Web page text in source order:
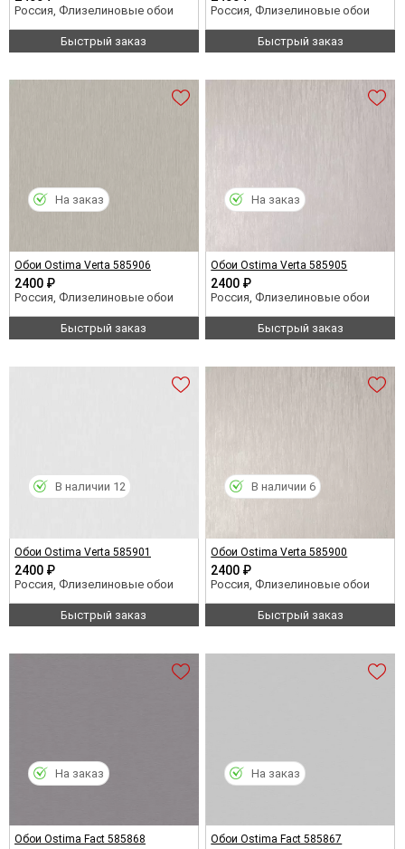
Россия, Флизелиновые обои
Быстрый заказ
Россия, Флизелиновые обои
Быстрый заказ
Обои Ostima Verta 585906
2400 ₽
Россия, Флизелиновые обои
Быстрый заказ
На заказ
Обои Ostima Verta 585905
2400 ₽
Россия, Флизелиновые обои
Быстрый заказ
На заказ
Обои Ostima Verta 585901
2400 ₽
Россия, Флизелиновые обои
Быстрый заказ
В наличии 12
Обои Ostima Verta 585900
2400 ₽
Россия, Флизелиновые обои
Быстрый заказ
В наличии 6
Обои Ostima Fact 585868
На заказ
Обои Ostima Fact 585867
На заказ